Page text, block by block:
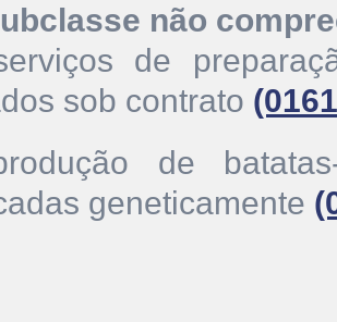
não
de
sob contrato
de batatas-
geneticamente